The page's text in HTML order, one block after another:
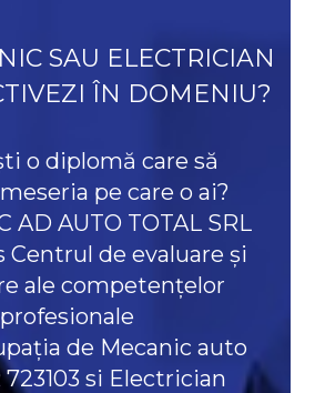
SAU ELECTRICIAN
ÎN DOMENIU?
o diplomă care să
pe care o ai?
AD AUTO TOTAL SRL
Centrul de evaluare și
ale competențelor
profesionale
de Mecanic auto
723103 si Electrician